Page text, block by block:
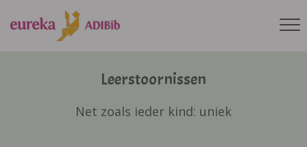
Leerstoornissen
Net zoals ieder kind: uniek